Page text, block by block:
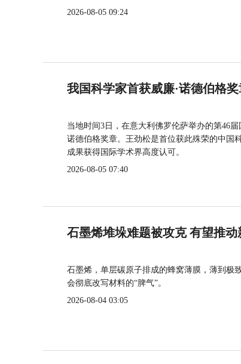
2026-08-05 09:24
我国科学家首获威廉·诺德伯格
当地时间3日，在意大利佛罗伦萨举办的第46
诺德伯格奖章。王劲松是首位获此殊荣的中国
成果获得国际学术界高度认可。
2026-08-05 07:40
石墨烯堆垛难题被攻克 有望推
石墨烯，单层碳原子排成的蜂窝薄膜，薄到
会彻底改写材料的“脾气”。
2026-08-04 03:05